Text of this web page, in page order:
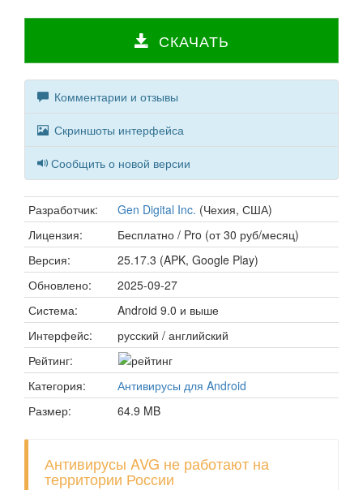
СКАЧАТЬ
Комментарии и отзывы
Скриншоты интерфейса
Сообщить о новой версии
Разработчик: Gen Digital Inc. (Чехия, США)
Лицензия:
Бесплатно / Pro (от 30 руб/месяц)
Версия:
25.17.3 (APK, Google Play)
Обновлено:
2025-09-27
Система:
Android 9.0 и выше
Интерфейс:
русский / английский
Рейтинг:
Категория:
Антивирусы для Android
Размер:
64.9 MB
Антивирусы AVG не работают на
территории России